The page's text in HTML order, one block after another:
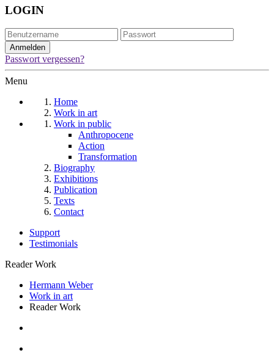
LOGIN
Passwort vergessen?
Menu
Home
Work in art
Work in public
Anthropocene
Action
Transformation
Biography
Exhibitions
Publication
Texts
Contact
Support
Testimonials
Reader Work
Hermann Weber
Work in art
Reader Work